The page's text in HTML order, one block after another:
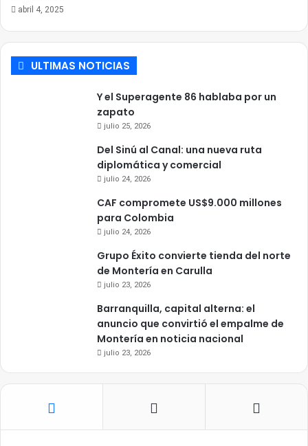
abril 4, 2025
ULTIMAS NOTICIAS
Y el Superagente 86 hablaba por un
zapato
julio 25, 2026
Del Sinú al Canal: una nueva ruta
diplomática y comercial
julio 24, 2026
CAF compromete US$9.000 millones
para Colombia
julio 24, 2026
Grupo Éxito convierte tienda del norte
de Montería en Carulla
julio 23, 2026
Barranquilla, capital alterna: el
anuncio que convirtió el empalme de
Montería en noticia nacional
julio 23, 2026